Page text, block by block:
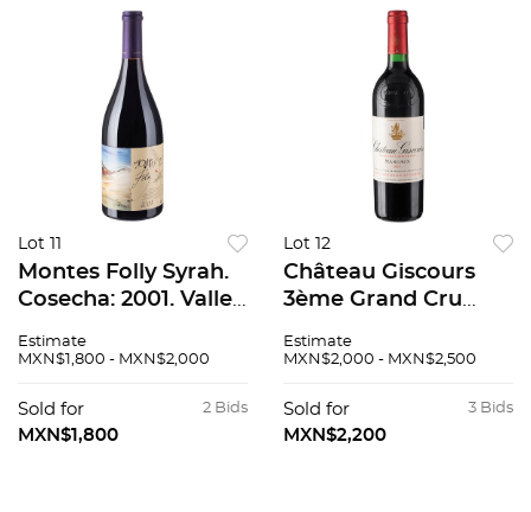
Lot 11
Montes Folly Syrah.
Cosecha: 2001. Valle
Nivel: a .3 cm. 93 /
Estimate
MXN$1,800 - MXN$2,000
2 Bids
Sold for
MXN$1,800
Lot 12
Château Giscours
3ème Grand Cru
Margaux, Francia
/ 100
Estimate
MXN$2,000 - MXN$2,500
3 Bids
Sold for
MXN$2,200